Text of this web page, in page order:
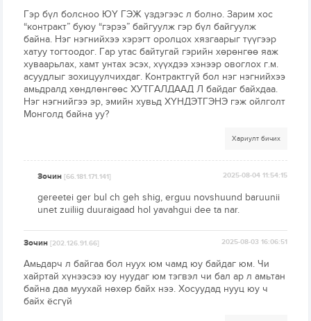
Гэр бүл болсноо ЮҮ ГЭЖ үздэгээс л болно. Зарим хос
“контракт” буюу “гэрээ” байгуулж гэр бүл байгуулж
байна. Нэг нэгнийхээ хэрэгт оролцох хязгаарыг түүгээр
хатуу тогтоодог. Гар утас байтугай гэрийн хөрөнгөө яаж
хуваарьлах, хамт унтах эсэх, хүүхдээ хэнээр овоглох г.м.
асуудлыг зохицуулчихдаг. Контрактгүй бол нэг нэгнийхээ
амьдралд хөндлөнгөөс ХУТГАЛДААД Л байдаг байхдаа.
Нэг нэгнийгээ эр, эмийн хувьд ХҮНДЭТГЭНЭ гэж ойлголт
Монголд байна уу?
Хариулт бичих
Зочин[66.181.171.141] 2025-08-04 11:54:15
gereetei ger bul ch geh shig, erguu novshuund baruunii
unet zuiliig duuraigaad hol yavahgui dee ta nar.
Зочин[202.126.91.66] 2025-08-03 16:06:51
Амьдарч л байгаа бол нуух юм чамд юу байдаг юм. Чи
хайртай хүнээсээ юу нуудаг юм тэгвэл чи бал ар л амьтан
байна даа муухай нөхөр байх нээ. Хосуудад нууц юу ч
байх ёсгүй